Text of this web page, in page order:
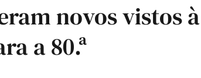
novos vistos à
a 80.ª